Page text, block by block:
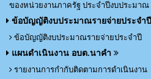
ของหน่วยงานภาครัฐ ประจำปีงบประมาณ
ข้อบัญญัติงบประมาณรายจ่ายประจำปี
ข้อบัญญัติงบประมาณรายจ่ายประจำปี
แผนดำเนินงาน อบต.นาคำ
รายงานการกำกับติดตามการดำเนินงาน